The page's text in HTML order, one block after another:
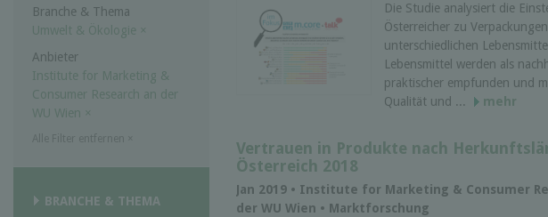
Die Studie analysiert die
Österreicher zu
unterschiedlichen
Lebensmittel werden als
praktischer empfunden und
Qualität und ...
mehr
Vertrauen in Produkte nach
Österreich 2018
Jan 2019 • Institute for Marketing & Consumer
der WU Wien • Marktforschung
Branche & Thema
Umwelt & Ökologie ×
Anbieter
Institute for Marketing &
Consumer Research an der
WU Wien ×
BRANCHE & THEMA